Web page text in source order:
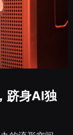
跻身AI独